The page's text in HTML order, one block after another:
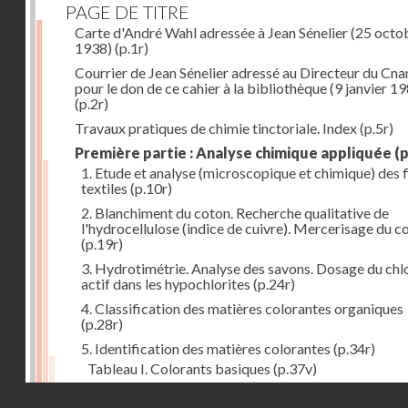
PAGE DE TITRE
Carte d'André Wahl adressée à Jean Sénelier (25
1938) (p.1r)
Courrier de Jean Sénelier adressé au Directeur du
pour le don de ce cahier à la bibliothèque (9 janvier
(p.2r)
Travaux pratiques de chimie tinctoriale. Index(p.5r)
Première partie : Analyse chimique appliquée
1. Etude et analyse (microscopique et chimique) des
textiles (p.10r)
2. Blanchiment du coton. Recherche qualitative de
l'hydrocellulose (indice de cuivre). Mercerisage du
(p.19r)
3. Hydrotimétrie. Analyse des savons. Dosage du
actif dans les hypochlorites (p.24r)
4. Classification des matières colorantes organiques
(p.28r)
5. Identification des matières colorantes (p.34r)
Tableau I. Colorants basiques (p.37v)